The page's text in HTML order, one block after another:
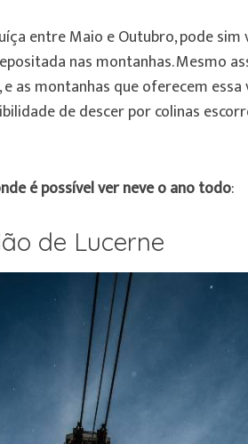
entre Maio e Outubro, pode
nas montanhas. Mesmo
as montanhas que oferecem
de descer por colinas
é possível ver neve o ano todo:
de Lucerne